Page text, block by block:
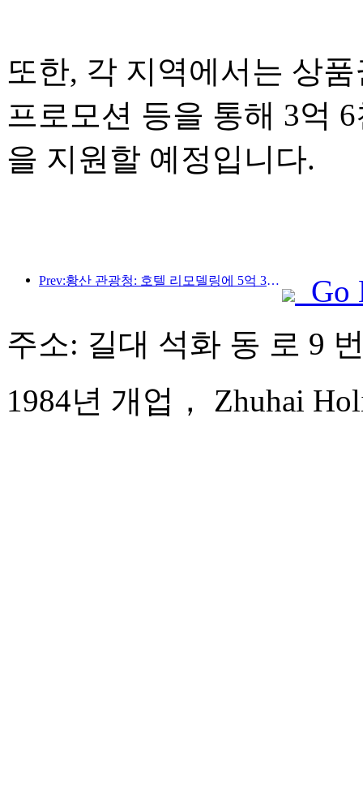
또한, 각 지역에서는 상
프로모션 등을 통해 3억
을 지원할 예정입니다.
Prev:황산 관광청: 호텔 리모델링에 5억 3천만 위안 투자 계획
Go
주소: 길대 석화 동 로 9
1984년 개업， Zhuhai